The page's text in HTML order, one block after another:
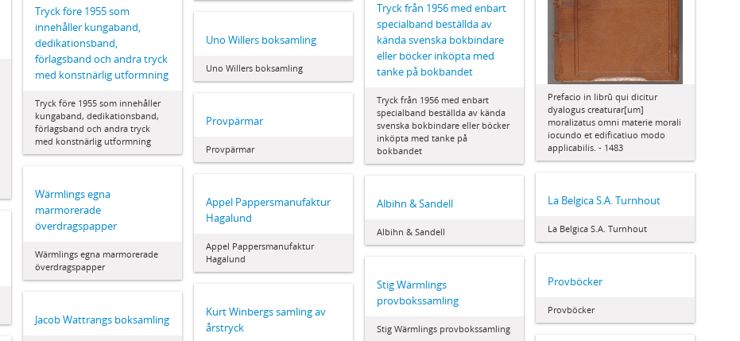
Prefacio in librū qui dicitur
dyalogus creaturar[um]
moralizatus omni materie morali
iocundo et edificatiuo modo
applicabilis. - 1483
Tryck från 1956 med enbart
specialband beställda av
kända svenska bokbindare
eller böcker inköpta med
tanke på bokbandet
Tryck från 1956 med enbart
specialband beställda av kända
svenska bokbindare eller böcker
inköpta med tanke på
bokbandet
Tryck före 1955 som
innehåller kungaband,
dedikationsband,
förlagsband och andra tryck
med konstnärlig utformning
Tryck före 1955 som innehåller
kungaband, dedikationsband,
förlagsband och andra tryck
med konstnärlig utformning
Uno Willers boksamling
Uno Willers boksamling
Provpärmar
Provpärmar
Wärmlings egna
marmorerade
överdragspapper
Wärmlings egna marmorerade
överdragspapper
La Belgica S.A. Turnhout
La Belgica S.A. Turnhout
Appel Pappersmanufaktur
Hagalund
Appel Pappersmanufaktur
Hagalund
Albihn & Sandell
Albihn & Sandell
Provböcker
Provböcker
Stig Wärmlings
provbokssamling
Stig Wärmlings provbokssamling
Kurt Winbergs samling av
årstryck
Jacob Wattrangs boksamling